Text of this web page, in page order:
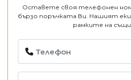
Оставете своя телефонен
бързо поръчката Ви. Нашият
рамките на